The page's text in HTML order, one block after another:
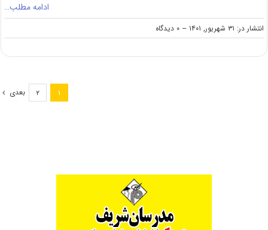
ادامه مطلب…
انتشار در: ۳۱ شهریور, ۱۴۰۱ -- ۰ دیدگاه
on
گرایش
۱ ۲ بعدی